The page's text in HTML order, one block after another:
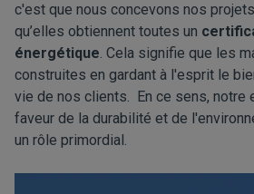
c'est que nous concevons nos
qu’elles obtiennent toutes un
énergétique. Cela signifie que les
construites en gardant à l'esprit le
vie de nos clients. En ce sens, notre
faveur de la durabilité et de
un rôle primordial.